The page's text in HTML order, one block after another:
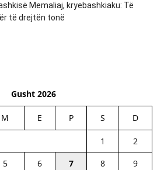
Memaliaj, kryebashkiaku: Të
të drejtën tonë
Gusht 2026
M E P S D
1
2
5 6 7 8
9